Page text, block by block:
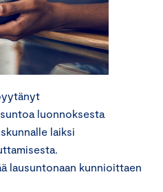
luonnoksesta
laiksi
lausuntonaan kunnioittaen